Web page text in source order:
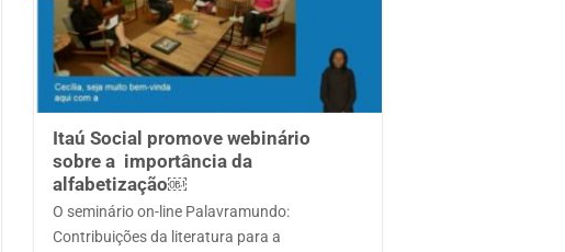
Itaú Social promove webinário
sobre a importância da
alfabetização￼
O seminário on-line Palavramundo:
Contribuições da literatura para a